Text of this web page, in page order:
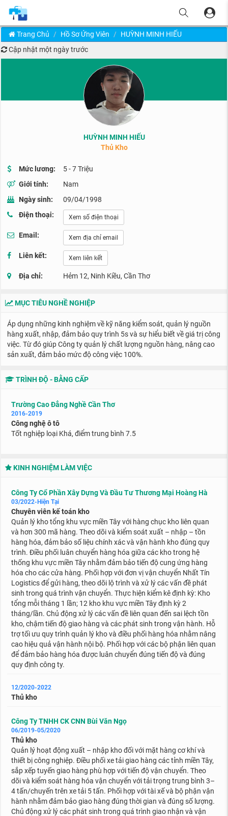
Trang Chủ Hồ Sơ Ứng Viên
HUỲNH MINH HIẾU
Cập nhật một ngày trước
HUỲNH MINH HIẾU
Thủ Kho
Mức lương:
5 - 7 Triệu
Giới tính:
Nam
Ngày sinh:
09/04/1998
Điện thoại:
Xem số điện thoại
Email: Xem địa chỉ email
Liên kết: Xem liên kết
Địa chỉ: Hẻm 12, Ninh Kiều, Cần Thơ
MỤC TIÊU NGHỀ NGHIỆP
Áp dụng những kinh nghiệm về kỹ năng kiểm soát, quản lý nguồn
hàng xuất, nhập, đảm bảo quy trình 5s và sự hiểu biết về giá trị công
việc. Từ đó giúp Công ty quản lý chất lượng nguồn hàng, nâng cao
sản xuất, đảm bảo mức độ công việc 100%.
TRÌNH ĐỘ - BẰNG CẤP
Trường Cao Đẳng Nghề Cần Thơ
2016-2019
Công nghệ ô tô
Tốt nghiệp loại Khá, điểm trung bình 7.5
KINH NGHIỆM LÀM VIỆC
Công Ty Cổ Phần Xây Dựng Và Đầu Tư Thương Mại Hoàng Hà
03/2022-Hiện Tại
Chuyên viên kế toán kho
Quản lý kho tổng khu vực miền Tây với hàng chục kho liên quan
và hơn 300 mã hàng. Theo dõi và kiểm soát xuất – nhập – tồn
hàng hóa, đảm bảo số liệu chính xác và vận hành kho đúng quy
trình. Điều phối luân chuyển hàng hóa giữa các kho trong hệ
thống khu vực miền Tây nhằm đảm bảo tiến độ cung ứng hàng
hóa cho các cửa hàng. Phối hợp với đơn vị vận chuyển Nhất Tín
Logistics để gửi hàng, theo dõi lộ trình và xử lý các vấn đề phát
sinh trong quá trình vận chuyển. Thực hiện kiểm kê định kỳ: Kho
tổng mỗi tháng 1 lần; 12 kho khu vực miền Tây định kỳ 2
tháng/lần. Chủ động xử lý các vấn đề liên quan đến sai lệch tồn
kho, chậm tiến độ giao hàng và các phát sinh trong vận hành. Hỗ
trợ tối ưu quy trình quản lý kho và điều phối hàng hóa nhằm nâng
cao hiệu quả vận hành nội bộ. Phối hợp với các bộ phận liên quan
để đảm bảo hàng hóa được luân chuyển đúng tiến độ và đúng
quy định công ty.
12/2020-2022
Thủ kho
Công Ty TNHH CK CNN Bùi Văn Ngọ
06/2019-05/2020
Thủ kho
Quản lý hoạt động xuất – nhập kho đối với mặt hàng cơ khí và
thiết bị công nghiệp. Điều phối xe tải giao hàng các tỉnh miền Tây,
sắp xếp tuyến giao hàng phù hợp với tiến độ vận chuyển. Theo
dõi và kiểm soát hàng hóa vận chuyển với tải trọng trung bình 3–
4 tấn/chuyến trên xe tải 5 tấn. Phối hợp với tài xế và bộ phận vận
hành nhằm đảm bảo giao hàng đúng thời gian và đúng số lượng.
Chủ động xử lý các phát sinh trong quá trình giao nhận và vận